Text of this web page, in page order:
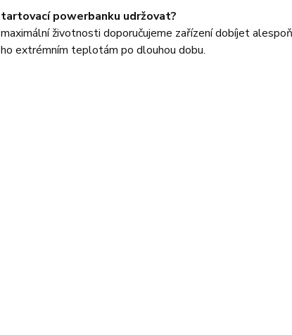
powerbanku udržovat?
životnosti doporučujeme zařízení dobíjet
extrémním teplotám po dlouhou dobu.